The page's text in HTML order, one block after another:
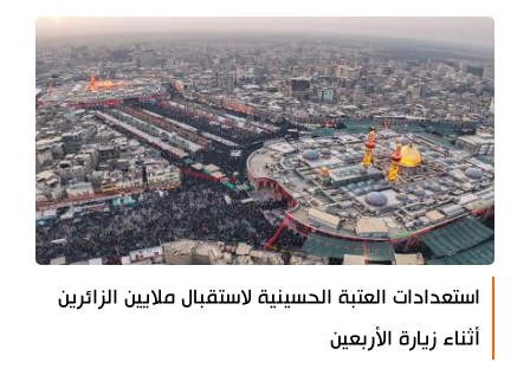
استعدادات العتبة الحسينية لاستقبال ملايين الزائرين
أثناء زيارة الأربعين